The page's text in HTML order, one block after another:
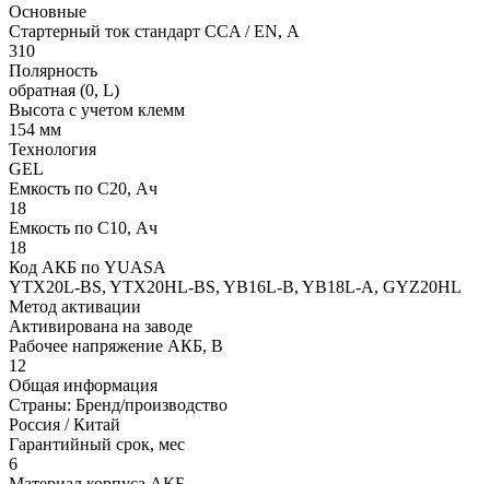
Основные
Стартерный ток стандарт CCA / EN, А
310
Полярность
обратная (0, L)
Высота с учетом клемм
154 мм
Технология
GEL
Емкость по С20, Ач
18
Емкость по С10, Ач
18
Код АКБ по YUASA
YTX20L-BS, YTX20HL-BS, YB16L-B, YB18L-A, GYZ20HL
Метод активации
Активирована на заводе
Рабочее напряжение АКБ, B
12
Общая информация
Страны: Бренд/производство
Россия / Китай
Гарантийный срок, мес
6